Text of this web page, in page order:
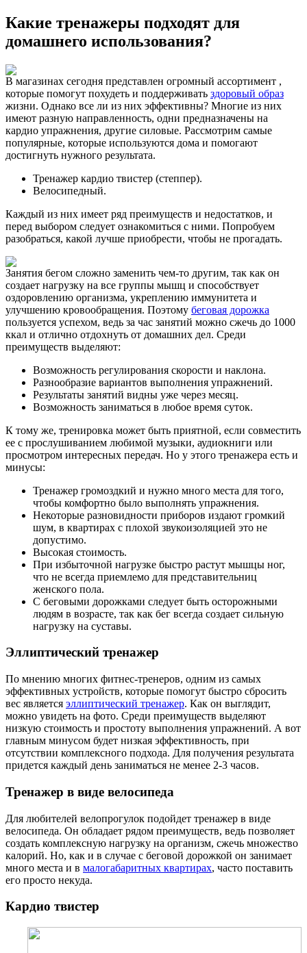
Какие тренажеры подходят для
домашнего использования?
В магазинах сегодня представлен огромный ассортимент ,
которые помогут похудеть и поддерживать здоровый образ
жизни. Однако все ли из них эффективны? Многие из них
имеют разную направленность, одни предназначены на
кардио упражнения, другие силовые. Рассмотрим самые
популярные, которые используются дома и помогают
достигнуть нужного результата.
Тренажер кардио твистер (степпер).
Велосипедный.
Каждый из них имеет ряд преимуществ и недостатков, и
перед выбором следует ознакомиться с ними. Попробуем
разобраться, какой лучше приобрести, чтобы не прогадать.
Занятия бегом сложно заменить чем-то другим, так как он
создает нагрузку на все группы мышц и способствует
оздоровлению организма, укреплению иммунитета и
улучшению кровообращения. Поэтому беговая дорожка
пользуется успехом, ведь за час занятий можно сжечь до 1000
ккал и отлично отдохнуть от домашних дел. Среди
преимуществ выделяют:
Возможность регулирования скорости и наклона.
Разнообразие вариантов выполнения упражнений.
Результаты занятий видны уже через месяц.
Возможность заниматься в любое время суток.
К тому же, тренировка может быть приятной, если совместить
ее с прослушиванием любимой музыки, аудиокниги или
просмотром интересных передач. Но у этого тренажера есть и
минусы:
Тренажер громоздкий и нужно много места для того,
чтобы комфортно было выполнять упражнения.
Некоторые разновидности приборов издают громкий
шум, в квартирах с плохой звукоизоляцией это не
допустимо.
Высокая стоимость.
При избыточной нагрузке быстро растут мышцы ног,
что не всегда приемлемо для представительниц
женского пола.
С беговыми дорожками следует быть осторожными
людям в возрасте, так как бег всегда создает сильную
нагрузку на суставы.
Эллиптический тренажер
По мнению многих фитнес-тренеров, одним из самых
эффективных устройств, которые помогут быстро сбросить
вес является эллиптический тренажер. Как он выглядит,
можно увидеть на фото. Среди преимуществ выделяют
низкую стоимость и простоту выполнения упражнений. А вот
главным минусом будет низкая эффективность, при
отсутствии комплексного подхода. Для получения результата
придется каждый день заниматься не менее 2-3 часов.
Тренажер в виде велосипеда
Для любителей велопрогулок подойдет тренажер в виде
велосипеда. Он обладает рядом преимуществ, ведь позволяет
создать комплексную нагрузку на организм, сжечь множество
калорий. Но, как и в случае с беговой дорожкой он занимает
много места и в малогабаритных квартирах, часто поставить
его просто некуда.
Кардио твистер